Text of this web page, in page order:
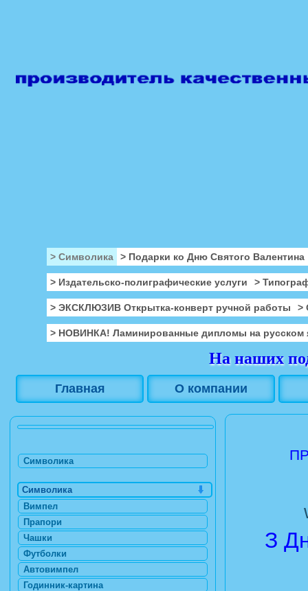
> Символика > Подарки ко Дню Святого Валентина
> Издательско-полиграфические услуги >
> ЭКСКЛЮЗИВ Открытка-конверт ручной работы >
> НОВИНКА! Ламинированные дипломы на русском
На наших
Главная О компании
З
Символика
Символика
Вимпел
Прапори
Чашки
Футболки
Автовимпел
Годинник-картина